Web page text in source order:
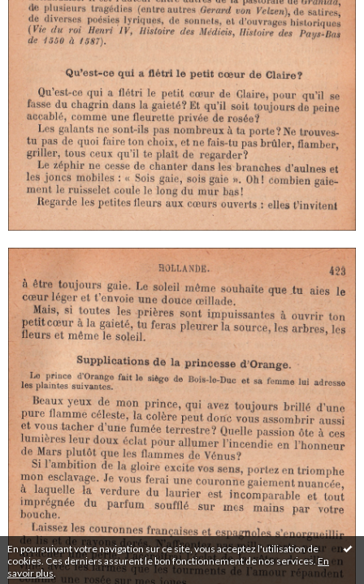
En poursuivant votre navigation sur ce site, vous acceptez l'utilisation de
cookies. Ces derniers assurent le bon fonctionnement de nos services. En
savoir plus .